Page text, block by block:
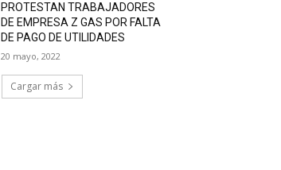
PROTESTAN TRABAJADORES
DE EMPRESA Z GAS POR FALTA
DE PAGO DE UTILIDADES
20 mayo, 2022
Cargar más